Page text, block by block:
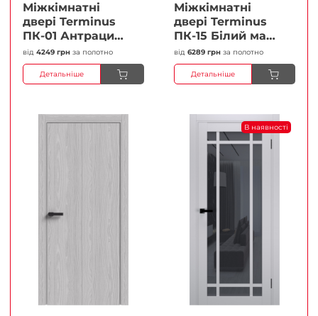
Міжкімнатні
двері Terminus
ПК-01 Антрацит
(п/п) Глухі
Плівка
від 4249 грн за полотно
Детальніше
Міжкімнатні
двері Terminus
ПК-15 Білий мат
(Термінус) Чорне
скло Плівка
від 6289 грн за полотно
Детальніше
В наявності